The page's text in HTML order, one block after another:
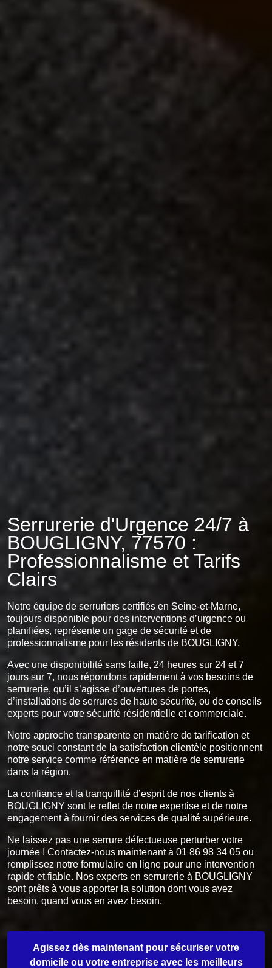
Serrurerie d'Urgence 24/7 à
BOUGLIGNY, 77570 :
Professionnalisme et Tarifs
Clairs
Notre équipe de serruriers certifiés en Seine-et-Marne,
toujours disponible pour des interventions d’urgence ou
planifiées, représente un gage de sécurité et de
professionnalisme pour les résidents de BOUGLIGNY.
Avec une disponibilité sans faille, 24 heures sur 24 et 7
jours sur 7, nous répondons rapidement à vos besoins de
serrurerie, qu’il s’agisse d’ouvertures de portes,
d’installations de serrures de haute sécurité, ou de conseils
experts pour votre sécurité résidentielle et commerciale.
Notre approche transparente en matière de tarification et
notre souci constant de la satisfaction clientèle positionnent
notre service comme référence en matière de serrurerie
dans la région.
La confiance et la tranquillité d’esprit de nos clients à
BOUGLIGNY sont le reflet de notre expertise et de notre
engagement à fournir des services de qualité supérieure.
Ne laissez pas une serrure défectueuse perturber votre
journée ! Contactez-nous maintenant à 01 86 98 34 05 ou
remplissez notre formulaire en ligne pour une intervention
rapide et fiable. Nos experts en serrurerie à BOUGLIGNY
sont prêts à vous apporter la solution dont vous avez
besoin, quand vous en avez besoin.
Agissez dès maintenant pour sécuriser votre
domicile ou votre entreprise avec les meilleurs